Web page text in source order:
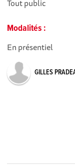
Tout public
Modalités :
En présentiel
GILLES